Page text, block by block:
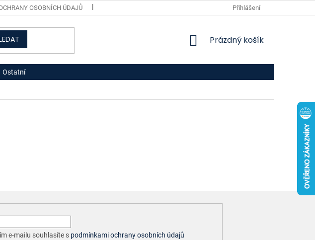
OSOBNÍCH ÚDAJŮ Přihlášení
NÁKUPNÍ
Prázdný košík
Ostatní
e-mailu souhlasíte s podmínkami ochrany osobních údajů